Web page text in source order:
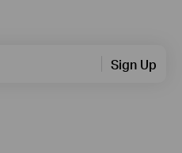
Sign Up